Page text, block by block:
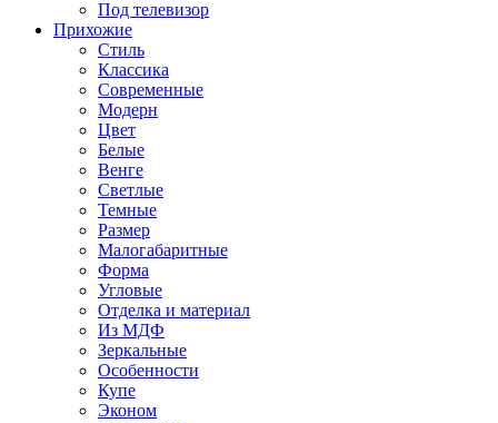
Под телевизор
Прихожие
Стиль
Классика
Современные
Модерн
Цвет
Белые
Венге
Светлые
Темные
Размер
Малогабаритные
Форма
Угловые
Отделка и материал
Из МДФ
Зеркальные
Особенности
Купе
Эконом